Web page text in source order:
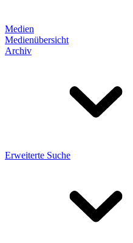
Medien
Medienübersicht
Archiv
Erweiterte Suche